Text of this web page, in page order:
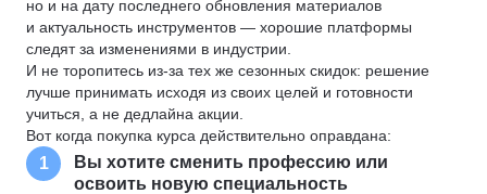
но и на дату последнего обновления материалов
и актуальность инструментов — хорошие платформы
следят за изменениями в индустрии.
И не торопитесь из-за тех же сезонных скидок: решение
лучше принимать исходя из своих целей и готовности
учиться, а не дедлайна акции.
Вот когда покупка курса действительно оправдана:
1
Вы хотите сменить профессию или
освоить новую специальность